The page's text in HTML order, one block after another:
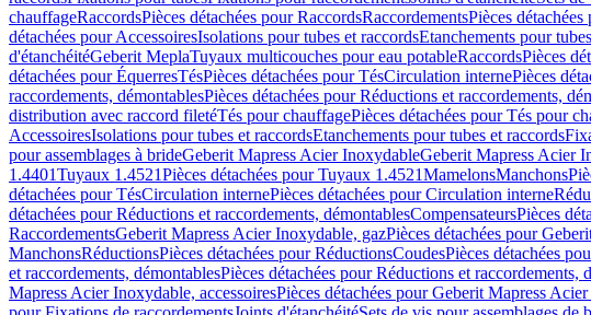
chauffageRaccordsPièces détachées pour RaccordsRaccordementsPièces
détachées pour AccessoiresIsolations pour tubes et raccordsEtanchements pour
d'étanchéitéGeberit MeplaTuyaux multicouches pour eau potableRaccordsPièces
détachées pour ÉquerresTésPièces détachées pour TésCirculation internePièces
raccordements, démontablesPièces détachées pour Réductions et raccordements,
distribution avec raccord filetéTés pour chauffagePièces détachées pour Tés pour
AccessoiresIsolations pour tubes et raccordsEtanchements pour tubes et raccords
pour assemblages à brideGeberit Mapress Acier InoxydableGeberit Mapress Acier
1.4401Tuyaux 1.4521Pièces détachées pour Tuyaux 1.4521MamelonsManchons
détachées pour TésCirculation internePièces détachées pour Circulation interne
détachées pour Réductions et raccordements, démontablesCompensateursPièces
RaccordementsGeberit Mapress Acier Inoxydable, gazPièces détachées pour
ManchonsRéductionsPièces détachées pour RéductionsCoudesPièces détachées
et raccordements, démontablesPièces détachées pour Réductions et raccordements,
Mapress Acier Inoxydable, accessoiresPièces détachées pour Geberit Mapress